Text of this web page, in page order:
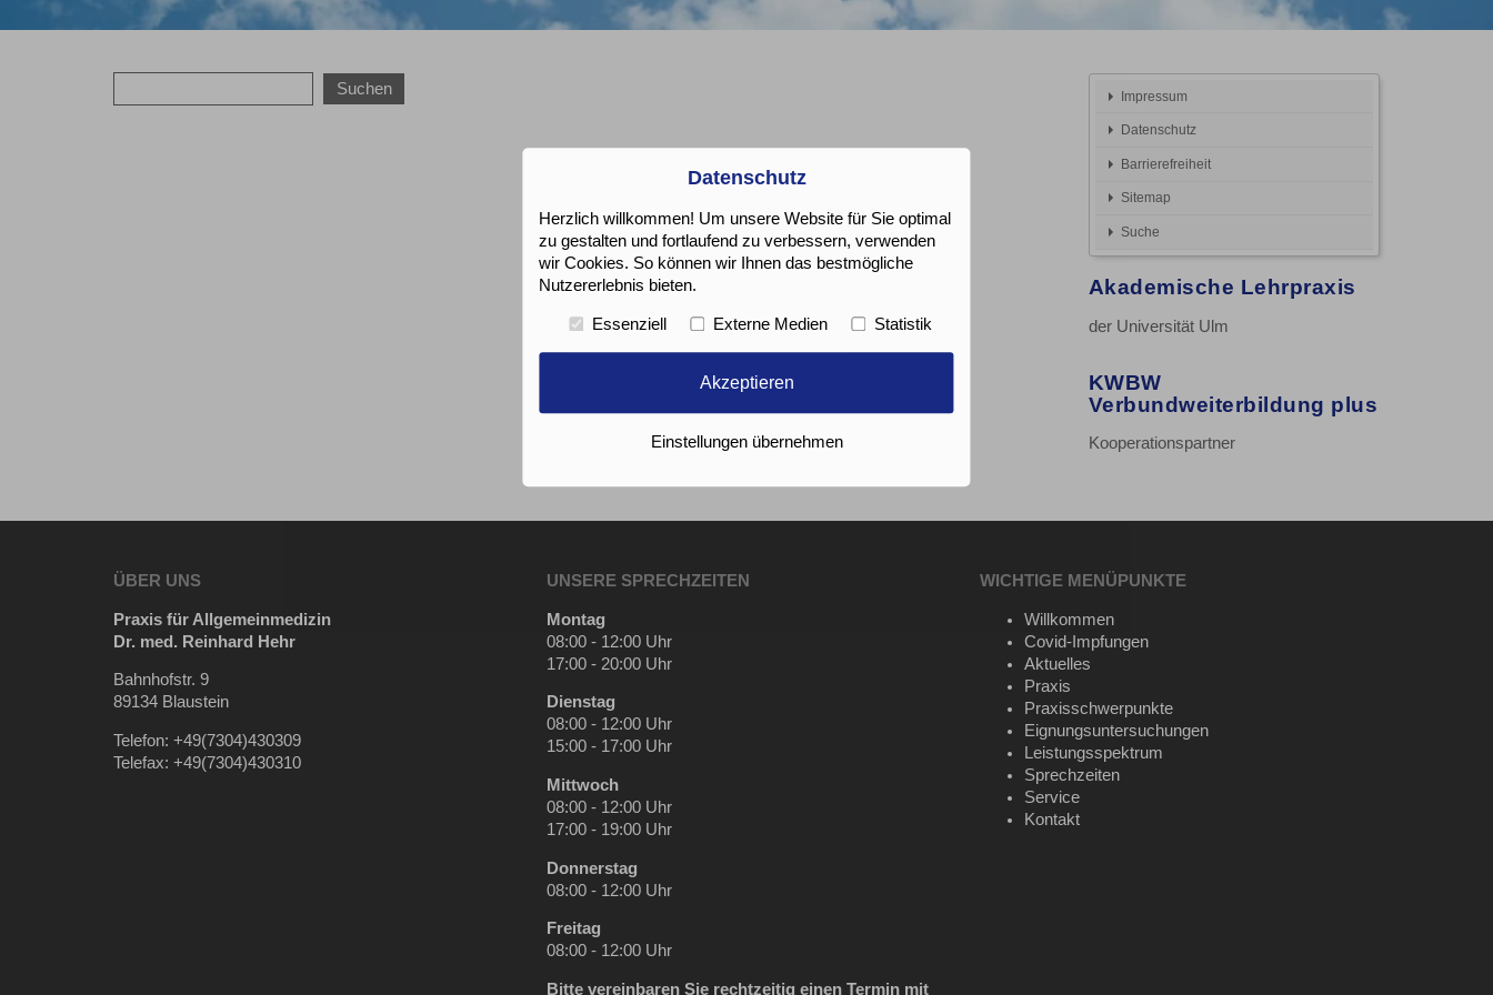
Impressum
Datenschutz
Barrierefreiheit
Sitemap
Suche
Akademische Lehrpraxis
der Universität Ulm
KWBW
Verbundweiterbildung plus
Kooperationspartner
ÜBER UNS
Praxis für Allgemeinmedizin
Dr. med. Reinhard Hehr
Bahnhofstr. 9
89134 Blaustein
Telefon: +49(7304)430309
Telefax: +49(7304)430310
UNSERE SPRECHZEITEN
Montag
08:00 - 12:00 Uhr
17:00 - 20:00 Uhr
Dienstag
08:00 - 12:00 Uhr
15:00 - 17:00 Uhr
Mittwoch
08:00 - 12:00 Uhr
17:00 - 19:00 Uhr
Donnerstag
08:00 - 12:00 Uhr
Freitag
08:00 - 12:00 Uhr
Bitte vereinbaren Sie rechtzeitig einen Termin mit
WICHTIGE MENÜPUNKTE
Willkommen
Covid-Impfungen
Aktuelles
Praxis
Praxisschwerpunkte
Eignungsuntersuchungen
Leistungsspektrum
Sprechzeiten
Service
Kontakt
Datenschutz
Herzlich willkommen! Um unsere Website für Sie optimal
zu gestalten und fortlaufend zu verbessern, verwenden
wir Cookies. So können wir Ihnen das bestmögliche
Nutzererlebnis bieten.
Essenziell Externe Medien Statistik
Akzeptieren
Einstellungen übernehmen